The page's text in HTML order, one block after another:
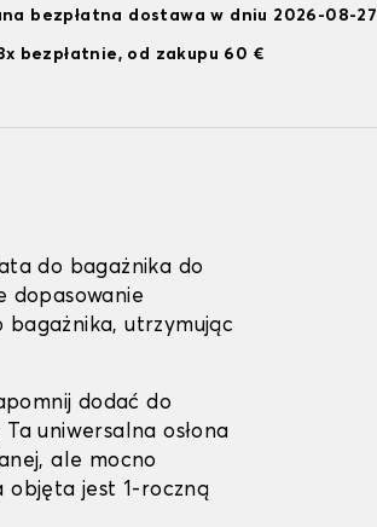
bezpłatna dostawa w dniu 2026-08-27
bezpłatnie, od zakupu 60 €
do bagażnika do
dopasowanie
bagażnika, utrzymując
dodać do
uniwersalna osłona
ale mocno
objęta jest 1-roczną